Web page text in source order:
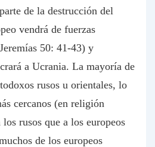
de la destrucción del
vendrá de fuerzas
50: 41-43) y
a Ucrania. La mayoría de
rusos u orientales, lo
cercanos (en religión
rusos que a los europeos
de los europeos